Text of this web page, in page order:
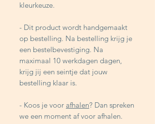
kleurkeuze.
- Dit product wordt handgemaakt
op bestelling. Na bestelling krijg je
een bestelbevestiging. Na
maximaal 10 werkdagen dagen,
krijg jij een seintje dat jouw
bestelling klaar is.
- Koos je voor afhalen? Dan spreken
we een moment af voor afhalen.